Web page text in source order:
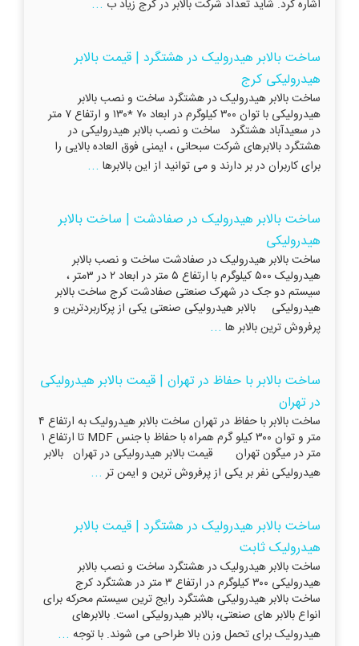
اشاره کرد. شاید تعداد شرکت بالابر در کرج زیاد ب
ساخت بالابر هیدرولیک در هشتگرد | قیمت بالابر
هیدرولیکی کرج
ساخت بالابر هیدرولیک در هشتگرد ساخت و نصب بالابر
هیدرولیکی با توان ۳۰۰ کیلوگرم در ابعاد ۷۰ *۱۳۰ و ارتفاع ۷ متر
در سعیدآباد هشتگرد ساخت و نصب بالابر هیدرولیکی در
هشتگرد بالابرهای شرکت سبحانی ، ایمنی فوق العاده بالایی را
برای کاربران در بر دارند و می توانید از این بالابرها ...
ساخت بالابر هیدرولیک در صفادشت | ساخت بالابر
هیدرولیکی
ساخت بالابر هیدرولیک در صفادشت ساخت و نصب بالابر
هیدرولیک ۵۰۰ کیلوگرم با ارتفاع ۵ متر در ابعاد ۲ در ۳متر ،
سیستم دو جک در شهرک صنعتی صفادشت کرج ساخت بالابر
هیدرولیکی بالابر هیدرولیکی صنعتی یکی از پرکاربردترین و
پرفروش ترین بالابر ها ...
ساخت بالابر با حفاظ در تهران | قیمت بالابر هیدرولیکی
در تهران
ساخت بالابر با حفاظ در تهران ساخت بالابر هیدرولیک به ارتفاع ۴
متر و توان ۳۰۰ کیلو گرم همراه با حفاظ با جنس MDF تا ارتفاع ۱
متر در میگون تهران قیمت بالابر هیدرولیکی در تهران بالابر
هیدرولیکی نفر بر یکی از پرفروش‌ ترین و ایمن تر ...
ساخت بالابر هیدرولیک در هشتگرد | قیمت بالابر
هیدرولیک ثابت
ساخت بالابر هیدرولیک در هشتگرد ساخت و نصب بالابر
هیدرولیکی ۳۰۰ کیلوگرم در ارتفاع ۳ متر در هشتگرد کرج
ساخت بالابر هیدرولیکی هشتگرد رایج ترین سیستم محرکه برای
انواع بالابر های صنعتی، بالابر هیدرولیکی است. بالابرهای
هیدرولیک برای تحمل وزن بالا طراحی می شوند. با توجه ...